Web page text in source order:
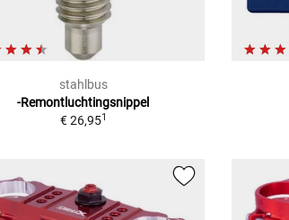
stahlbus
-Remontluchtingsnippel
€ 26,951